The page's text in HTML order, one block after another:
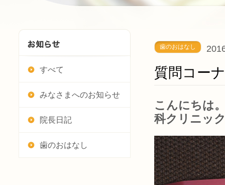
すべて
みなさまへのお知らせ
院長日記
歯のおはなし
歯のおはなし
質問コー
こんにちは
科クリニッ